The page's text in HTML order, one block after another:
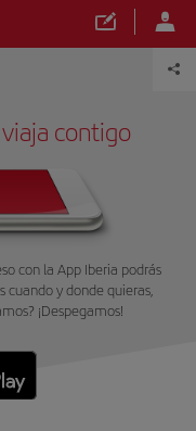
contigo
con la App Iberia podrás
y donde quieras,
¡Despegamos!